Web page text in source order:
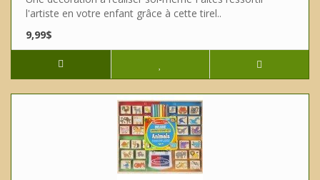
l'artiste en votre enfant grâce à cette tirel..
9,99$